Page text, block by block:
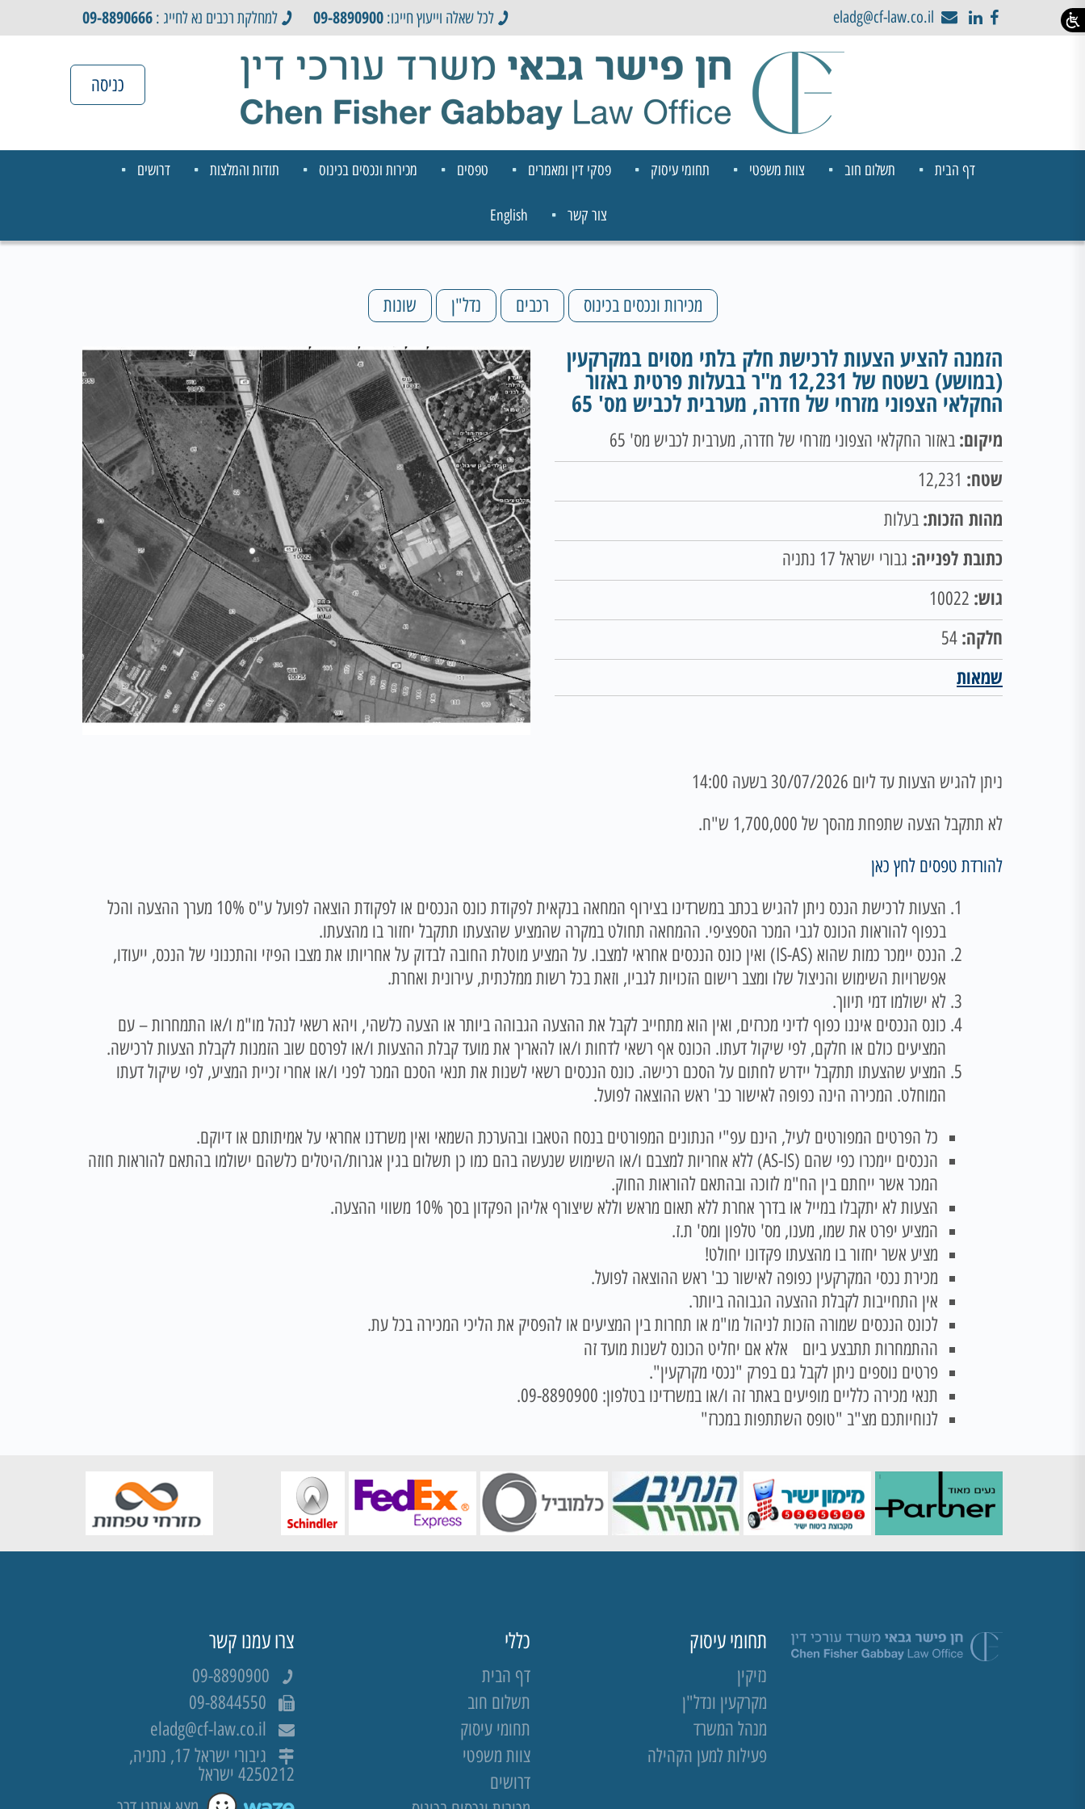
eladg@cf-law.co.il לכל שאלה וייעוץ חייגו: 09-8890900 למחלקת רכבים נא לחייג : 09-8890666
כניסה
דף הבית תשלום חוב צוות משפטי תחומי עיסוק פסקי דין ומאמרים טפסים מכירות ונכסים בכינוס תודות והמלצות דרושים
צור קשר English
מכירות ונכסים בכינוס רכבים נדל"ן שונות
הזמנה להציע הצעות לרכישת חלק בלתי מסוים במקרקעין
(במושע) בשטח של 12,231 מ"ר בבעלות פרטית באזור
החקלאי הצפוני מזרחי של חדרה, מערבית לכביש מס' 65
מיקום: באזור החקלאי הצפוני מזרחי של חדרה, מערבית לכביש מס' 65
שטח:
מהות הזכות: בעלות
כתובת לפנייה: גבורי ישראל 17 נתניה
גוש:
חלקה:
שמאות
ניתן להגיש הצעות עד ליום 30/07/2026 בשעה 14:00
לא תתקבל הצעה שתפחת מהסך של 1,700,000 ש"ח.
להורדת טפסים לחץ כאן
הצעות לרכישת הנכס ניתן להגיש בכתב במשרדינו בצירוף המחאה בנקאית לפקודת כונס הנכסים או לפקודת הוצאה לפועל ע"ס 10% מערך ההצעה והכל
בכפוף להוראות הכונס לגבי המכר הספציפי. ההמחאה תחולט במקרה שהמציע שהצעתו תתקבל יחזור בו מהצעתו.
הנכס יימכר כמות שהוא (IS-AS) ואין כונס הנכסים אחראי למצבו. על המציע מוטלת החובה לבדוק על אחריותו את מצבו הפיזי והתכנוני של הנכס, ייעודו,
אפשרויות השימוש והניצול שלו ומצב רישום הזכויות לגביו, וזאת בכל רשות ממלכתית, עירונית ואחרת.
לא ישולמו דמי תיווך.
כונס הנכסים איננו כפוף לדיני מכרזים, ואין הוא מתחייב לקבל את ההצעה הגבוהה ביותר או הצעה כלשהי, ויהא רשאי לנהל מו"מ ו/או התמחרות – עם
המציעים כולם או חלקם, לפי שיקול דעתו. הכונס אף רשאי לדחות ו/או להאריך את מועד קבלת ההצעות ו/או לפרסם שוב הזמנות לקבלת הצעות לרכישה.
המציע שהצעתו תתקבל יידרש לחתום על הסכם רכישה. כונס הנכסים רשאי לשנות את תנאי הסכם המכר לפני ו/או אחרי זכיית המציע, לפי שיקול דעתו
המוחלט. המכירה הינה כפופה לאישור כב' ראש ההוצאה לפועל.
כל הפרטים המפורטים לעיל, הינם עפ"י הנתונים המפורטים בנסח הטאבו ובהערכת השמאי ואין משרדנו אחראי על אמיתותם או דיוקם.
הנכסים יימכרו כפי שהם (AS-IS) ללא אחריות למצבם ו/או השימוש שנעשה בהם כמו כן תשלום בגין אגרות/היטלים כלשהם ישולמו בהתאם להוראות חוזה
המכר אשר ייחתם בין הח"מ לזוכה ובהתאם להוראות החוק.
הצעות לא יתקבלו במייל או בדרך אחרת ללא תאום מראש וללא שיצורף אליהן הפקדון בסך 10% משווי ההצעה.
המציע יפרט את שמו, מענו, מס' טלפון ומס' ת.ז.
מציע אשר יחזור בו מהצעתו פקדונו יחולט!
מכירת נכסי המקרקעין כפופה לאישור כב' ראש ההוצאה לפועל.
אין התחייבות לקבלת ההצעה הגבוהה ביותר.
לכונס הנכסים שמורה הזכות לניהול מו"מ או תחרות בין המציעים או להפסיק את הליכי המכירה בכל עת.
ההתמחרות תתבצע ביום
אלא אם יחליט הכונס לשנות מועד זה
פרטים נוספים ניתן לקבל גם בפרק "נכסי מקרקעין".
תנאי מכירה כלליים מופיעים באתר זה ו/או במשרדינו בטלפון: 09-8890900.
לנוחיותכם מצ"ב "טופס השתתפות במכרז"
תחומי עיסוק
נזיקין
מקרקעין ונדל"ן
מנהל המשרד
פעילות למען הקהילה
כללי
דף הבית
תשלום חוב
תחומי עיסוק
צוות משפטי
דרושים
צרו עמנו קשר
09-8890900
09-8844550
eladg@cf-law.co.il
גיבורי ישראל 17, נתניה,
4250212 ישראל